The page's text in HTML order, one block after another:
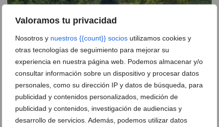
Valoramos tu privacidad
Nosotros y nuestros {{count}} socios utilizamos cookies y
otras tecnologías de seguimiento para mejorar su
experiencia en nuestra página web. Podemos almacenar y/o
consultar información sobre un dispositivo y procesar datos
personales, como su dirección IP y datos de búsqueda, para
publicidad y contenidos personalizados, medición de
publicidad y contenidos, investigación de audiencias y
desarrollo de servicios. Además, podemos utilizar datos
Un incendio en una parcela abandonada genera una
gran columna de humo en Xàbia